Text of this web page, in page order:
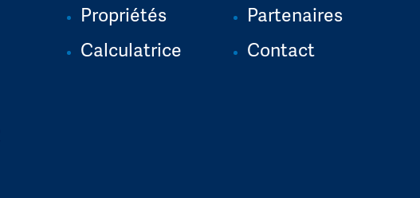
Propriétés
Calculatrice
Partenaires
Contact